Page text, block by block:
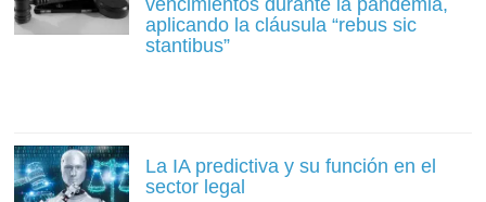
aplicando la cláusula “rebus sic
stantibus”
La IA predictiva y su función en el
sector legal